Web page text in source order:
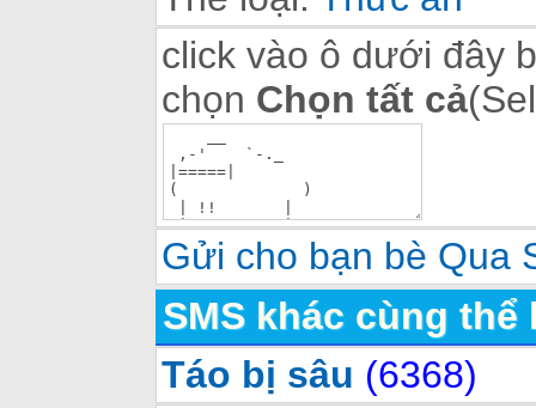
click vào ô dưới đây
chọn Chọn tất cả
Gửi cho bạn bè Qua
SMS khác cùng thể
Táo bị sâu (6368)